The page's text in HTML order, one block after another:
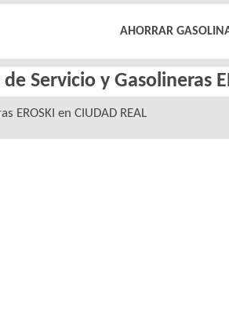
AHORRAR
Servicio y Gasolineras
EROSKI en CIUDAD REAL